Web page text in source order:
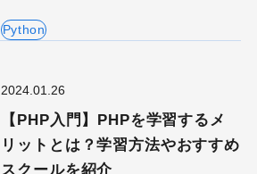
Python
2024.01.26
【PHP入門】PHPを学習するメ
リットとは？学習方法やおすすめ
スクールを紹介